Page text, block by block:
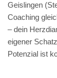
Geislingen
Coaching
– dein
eigener
Potenzial ist